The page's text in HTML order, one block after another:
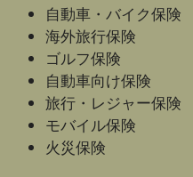
自動車・バイク保険
海外旅行保険
ゴルフ保険
自動車向け保険
旅行・レジャー保険
モバイル保険
火災保険